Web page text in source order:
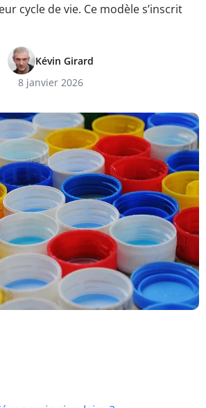
cycle de vie. Ce modèle s’inscrit
Kévin Girard
8 janvier 2026